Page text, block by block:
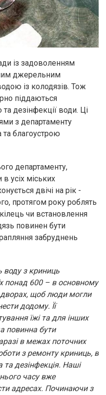
із задоволенням
джерельним
із колодязів. Тож
піддаються
дезінфекції води. Ці
з департаменту
та благоустрою
департаменту,
усіх міських
двічі на рік -
протягом року роблять
чи встановлення
повинен бути
забруднень
воду з криниць
понад 600 – в основному
дворах, щоб люди могли
додому. Її
їжі та для інших
повинна бути
в межах поточних
з ремонту криниць, в
дезінфекція. Наші
часу вже
адресах. Починаючи з